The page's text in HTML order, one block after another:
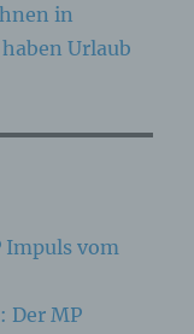
in
Urlaub
Impuls vom
Der MP
deren